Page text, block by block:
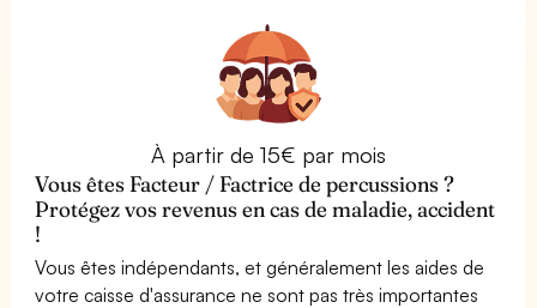
À partir de 15€ par mois
Vous êtes Facteur / Factrice de percussions ?
Protégez vos revenus en cas de maladie, accident
!
Vous êtes indépendants, et généralement les aides de
votre caisse d'assurance ne sont pas très importantes